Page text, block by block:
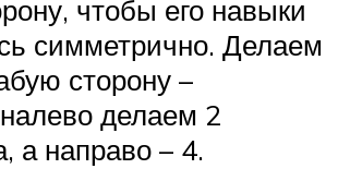
чтобы его навыки
симметрично. Делаем
сторону –
делаем 2
а направо – 4.